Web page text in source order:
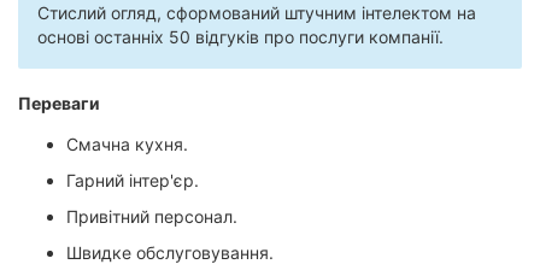
Черкаси
Чернівці
Івано-
Франківськ
Луцьк
Стислий огляд, сформований штучним інтелектом на
основі останніх 50 відгуків про послуги компанії.
Переваги
Смачна кухня.
Гарний інтер'єр.
Привітний персонал.
Швидке обслуговування.